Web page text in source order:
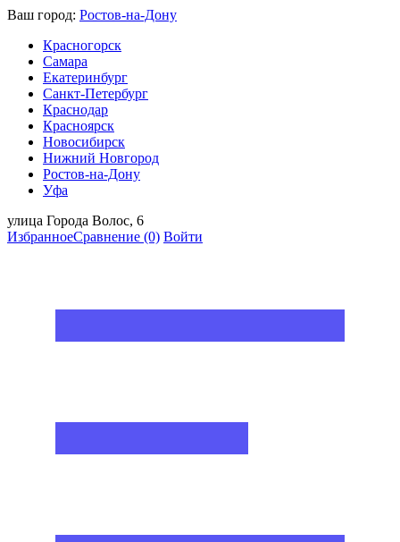
Ваш город: Ростов-на-Дону
Красногорск
Самара
Екатеринбург
Санкт-Петербург
Краснодар
Красноярск
Новосибирск
Нижний Новгород
Ростов-на-Дону
Уфа
улица Города Волос, 6
ИзбранноеСравнение (0) Войти